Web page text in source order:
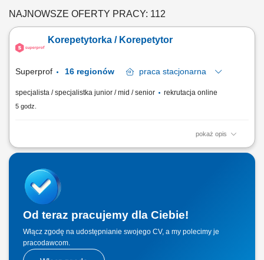
NAJNOWSZE OFERTY PRACY: 112
Korepetytorka / Korepetytor
Superprof praca stacjonarna
specjalista / specjalistka junior / mid / senior rekrutacja online
5 godz.
pokaż opis
Poszukujemy: Pracowników dydaktycznych do prowadzenia lekcji
ścisłych i języków, po sztukę, zdrowie i fitness. Nauczycieli na każdym
poziomie zaawansowania i z różnym doświadczeniem. Osób, które
chcą dzielić się...
Od teraz pracujemy dla Ciebie!
Włącz zgodę na udostępnianie swojego CV, a my polecimy je
pracodawcom.